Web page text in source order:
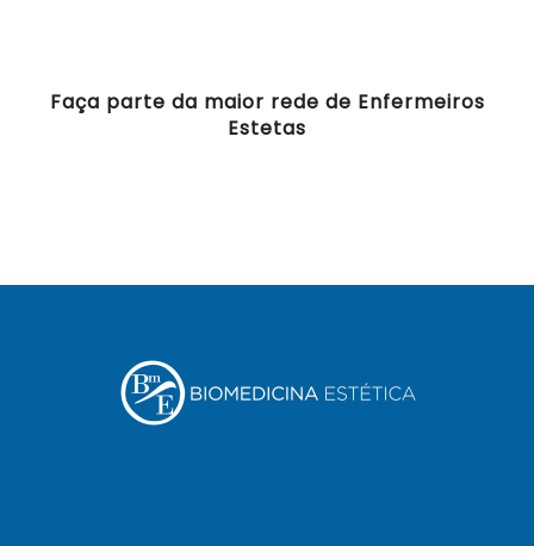
Faça parte da maior rede de Enfermeiros
Estetas